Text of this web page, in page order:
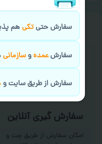
خیالت راحت
سفارش گیری آنلاین
امکان سفارش از طریق چت و
سفارش حتیتکیهم
سفارشعمدهوسازمانی
سفارش از طریق سایت و